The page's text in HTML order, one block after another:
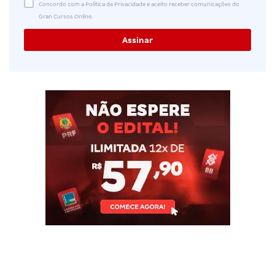
Concordo com a Política de Privacidade e aceito receber comunicações do
Gran Cursos Online.